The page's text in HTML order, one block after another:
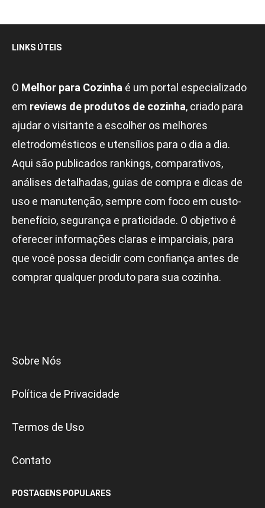
LINKS ÚTEIS
O Melhor para Cozinha é um portal especializado
em reviews de produtos de cozinha, criado para
ajudar o visitante a escolher os melhores
eletrodomésticos e utensílios para o dia a dia.
Aqui são publicados rankings, comparativos,
análises detalhadas, guias de compra e dicas de
uso e manutenção, sempre com foco em custo-
benefício, segurança e praticidade. O objetivo é
oferecer informações claras e imparciais, para
que você possa decidir com confiança antes de
comprar qualquer produto para sua cozinha.
Sobre Nós
Política de Privacidade
Termos de Uso
Contato
POSTAGENS POPULARES